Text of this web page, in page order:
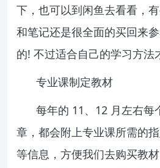
下，也可以到闲鱼去看看，
和笔记还是很全面的买回来
的! 不过适合自己的学习方法
专业课制定教材
每年的 11、12 月左右每
章，都会附上专业课所需的
等信息，方便我们去购买教